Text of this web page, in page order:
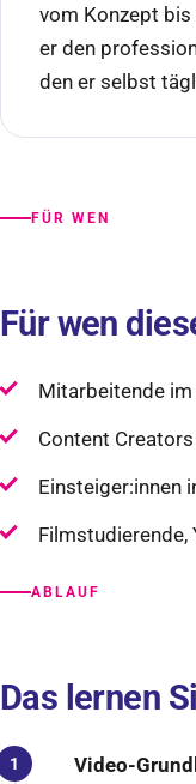
vom Konzept bis
er den
den er selbst
FÜR WEN
Für wen
Mitarbeitende
Content
Einsteiger:innen
Filmstudierende,
ABLAUF
Das lernen
Video-